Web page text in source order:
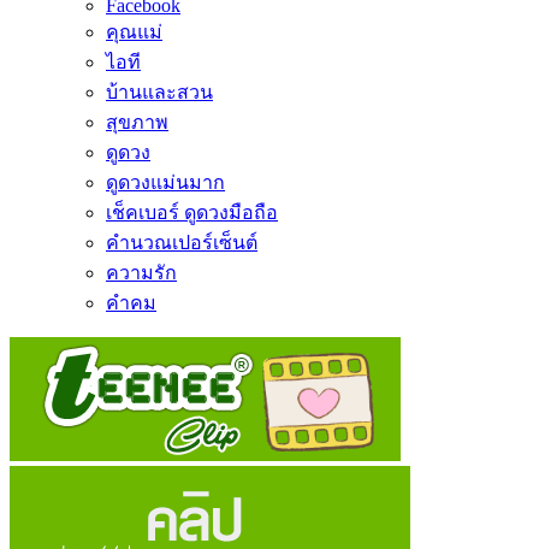
Facebook
คุณแม่
ไอที
บ้านและสวน
สุขภาพ
ดูดวง
ดูดวงแม่นมาก
เช็คเบอร์ ดูดวงมือถือ
คำนวณเปอร์เซ็นต์
ความรัก
คำคม